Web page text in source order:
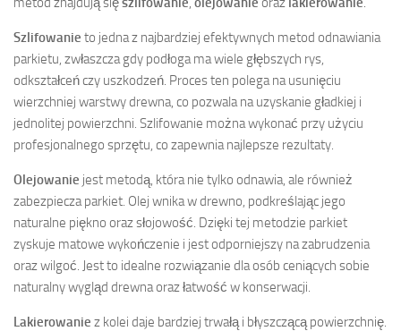
Szlifowanie to jedna z najbardziej efektywnych metod odnawiania
parkietu, zwłaszcza gdy podłoga ma wiele głębszych rys,
odkształceń czy uszkodzeń. Proces ten polega na usunięciu
wierzchniej warstwy drewna, co pozwala na uzyskanie gładkiej i
jednolitej powierzchni. Szlifowanie można wykonać przy użyciu
profesjonalnego sprzętu, co zapewnia najlepsze rezultaty.
Olejowanie jest metodą, która nie tylko odnawia, ale również
zabezpiecza parkiet. Olej wnika w drewno, podkreślając jego
naturalne piękno oraz słojowość. Dzięki tej metodzie parkiet
zyskuje matowe wykończenie i jest odporniejszy na zabrudzenia
oraz wilgoć. Jest to idealne rozwiązanie dla osób ceniących sobie
naturalny wygląd drewna oraz łatwość w konserwacji.
Lakierowanie z kolei daje bardziej trwałą i błyszczącą powierzchnię.